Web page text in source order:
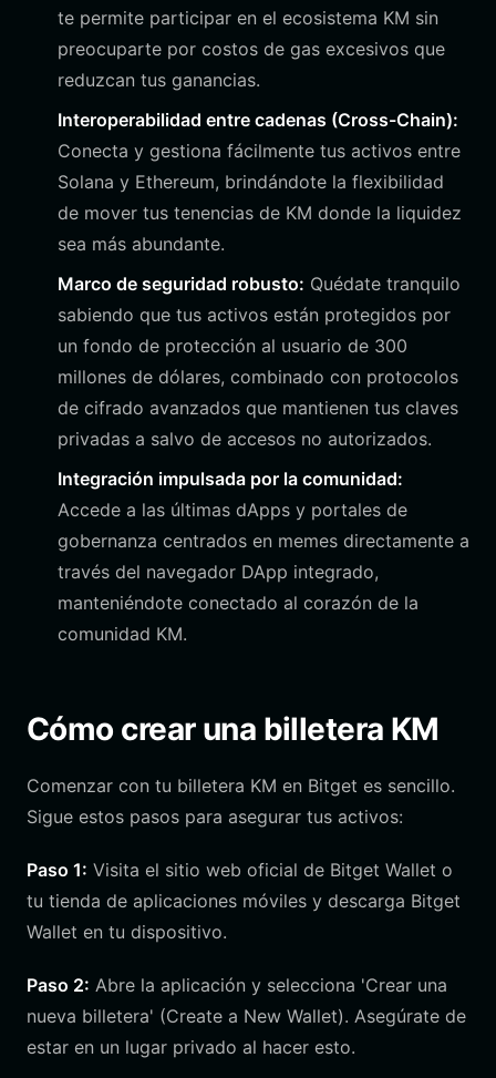
te permite participar en el ecosistema KM sin
preocuparte por costos de gas excesivos que
reduzcan tus ganancias.
Interoperabilidad entre cadenas (Cross-Chain):
Conecta y gestiona fácilmente tus activos entre
Solana y Ethereum, brindándote la flexibilidad
de mover tus tenencias de KM donde la liquidez
sea más abundante.
Marco de seguridad robusto: Quédate tranquilo
sabiendo que tus activos están protegidos por
un fondo de protección al usuario de 300
millones de dólares, combinado con protocolos
de cifrado avanzados que mantienen tus claves
privadas a salvo de accesos no autorizados.
Integración impulsada por la comunidad:
Accede a las últimas dApps y portales de
gobernanza centrados en memes directamente a
través del navegador DApp integrado,
manteniéndote conectado al corazón de la
comunidad KM.
Cómo crear una billetera KM
Comenzar con tu billetera KM en Bitget es sencillo.
Sigue estos pasos para asegurar tus activos:
Paso 1: Visita el sitio web oficial de Bitget Wallet o
tu tienda de aplicaciones móviles y descarga Bitget
Wallet en tu dispositivo.
Paso 2: Abre la aplicación y selecciona 'Crear una
nueva billetera' (Create a New Wallet). Asegúrate de
estar en un lugar privado al hacer esto.